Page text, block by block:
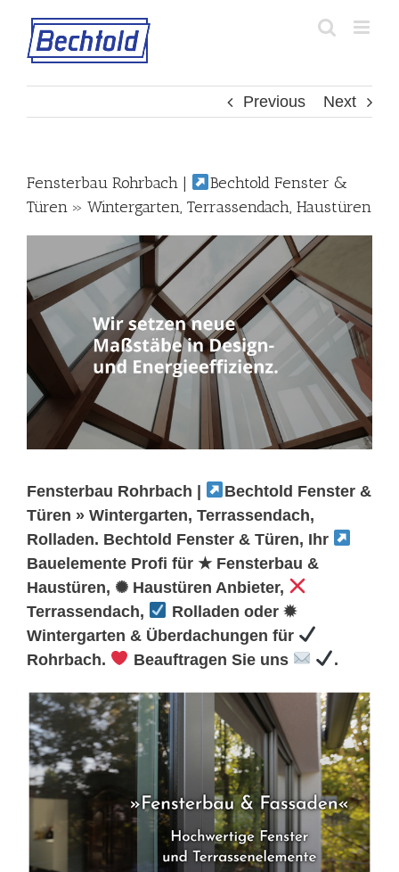
content
Previous Next
Fensterbau Rohrbach |
Bechtold Fenster &
Türen » Wintergarten, Terrassendach, Haustüren
Fensterbau Rohrbach |
Bechtold Fenster &
Türen » Wintergarten, Terrassendach,
Rolladen. Bechtold Fenster & Türen, Ihr
Bauelemente Profi für ★ Fensterbau &
Haustüren, ✺ Haustüren Anbieter,
Terrassendach,
Rolladen oder ✹
Wintergarten & Überdachungen für
Rohrbach.
Beauftragen Sie uns .